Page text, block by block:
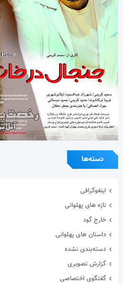
دسته‌ها
اینفوگرافی
تازه های پهلوانی
خارج گود
داستان های پهلوانی
دسته‌بندی نشده
گزارش تصویری
گفتگوی اختصاصی
معرفی زورخانه ها
هنرمندان ورزشکار
ویدیو
ویژه